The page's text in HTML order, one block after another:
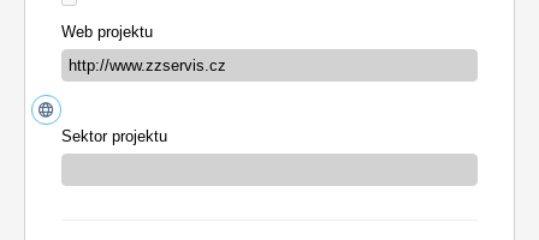
Web projektu
Sektor projektu